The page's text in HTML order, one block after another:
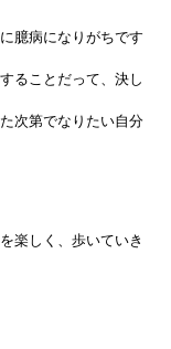
臆病になりがちです
ることだって、決し
次第でなりたい自分
楽しく、歩いていき